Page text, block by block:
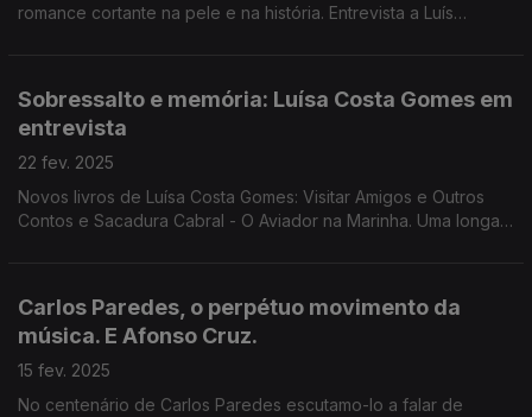
romance cortante na pele e na história. Entrevista a Luís
Sobressalto e memória: Luísa Costa Gomes em
entrevista
22 fev. 2025
Novos livros de Luísa Costa Gomes: Visitar Amigos e Outros
Contos e Sacadura Cabral - O Aviador na Marinha. Uma longa
Carlos Paredes, o perpétuo movimento da
música. E Afonso Cruz.
15 fev. 2025
No centenário de Carlos Paredes escutamo-lo a falar de